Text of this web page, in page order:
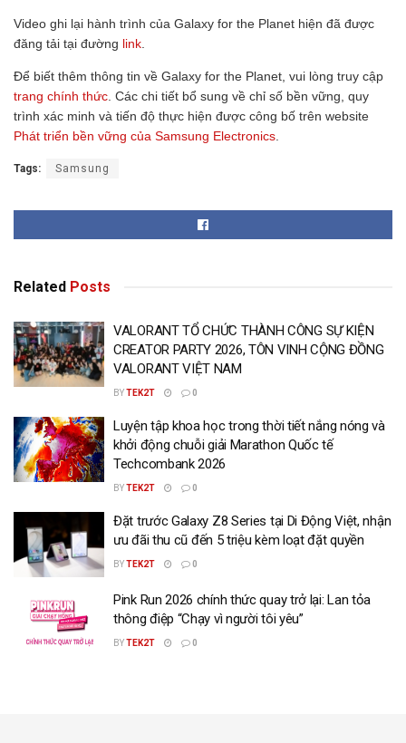
Video ghi lại hành trình của Galaxy for the Planet hiện đã được
đăng tải tại đường link.
Để biết thêm thông tin về Galaxy for the Planet, vui lòng truy cập
trang chính thức. Các chi tiết bổ sung về chỉ số bền vững, quy
trình xác minh và tiến độ thực hiện được công bố trên website
Phát triển bền vững của Samsung Electronics.
Tags: Samsung
Related Posts
VALORANT TỔ CHỨC THÀNH CÔNG SỰ KIỆN
CREATOR PARTY 2026, TÔN VINH CỘNG ĐỒNG
VALORANT VIỆT NAM
BYTEK2T 0
Luyện tập khoa học trong thời tiết nắng nóng và
khởi động chuỗi giải Marathon Quốc tế
Techcombank 2026
BYTEK2T 0
Đặt trước Galaxy Z8 Series tại Di Động Việt, nhận
ưu đãi thu cũ đến 5 triệu kèm loạt đặt quyền
BYTEK2T 0
Pink Run 2026 chính thức quay trở lại: Lan tỏa
thông điệp “Chạy vì người tôi yêu”
BYTEK2T 0